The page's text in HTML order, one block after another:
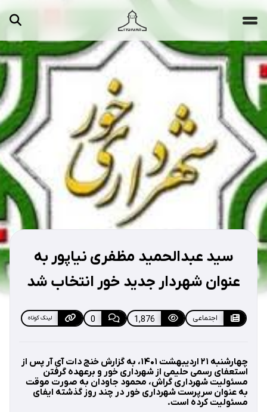
مقالات تصاویر
ویدیوها دسته‌بندی‌ها
جستجو ...
سید عبدالحمید مظفری نیاپور به
عنوان شهردار جدید خور انتخاب شد
اجتماعی 1,876
0 لینک کوتاه
چهارشنبه ۲۱ اردیبهشت ۱۴۰۱، به گزارش خنج دات آی آر پس از
استعفای رسمی حلیمی از شهرداری خور و برعهده گرفتن
مسئولیت شهرداری گراش، محمود جاودان به صورت موقت
به عنوان سرپرست شهرداری خور در چند روز گذشته ایفای
مسئولیت کرده است.